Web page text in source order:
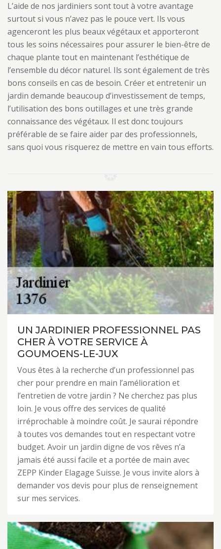
L’aide de nos jardiniers sont tout à votre avantage
surtout si vous n’avez pas le pouce vert. Ils vous
agenceront les plus beaux végétaux et apporteront
tous les soins nécessaires pour assurer le bien-être de
chaque plante tout en maintenant l’esthétique de
l’ensemble du décor naturel. Ils sont également de très
bons conseils en cas de besoin. Créer et entretenir un
jardin demande beaucoup d’investissement de temps,
l’utilisation des bons outillages et une très grande
connaissance des végétaux. Il est donc toujours
préférable de se faire aider par des professionnels,
sans quoi vous risquerez de mettre en vain tous efforts.
UN JARDINIER PROFESSIONNEL PAS
CHER À VOTRE SERVICE À
GOUMOENS-LE-JUX
Vous êtes à la recherche d’un professionnel pas
cher pour prendre en main l’amélioration et
l’entretien de votre jardin ? Ne cherchez pas plus
loin. Je vous offre des services de qualité
irréprochable à moindre coût. Je saurai répondre
à toutes vos demandes tout en respectant votre
budget. Avoir un jardin digne de vos rêves n’a
jamais été aussi facile et a portée de main avec
ZEPP Kinder Elagage Suisse. Je vous invite alors à
demander vos devis pour plus de renseignement
sur mes services.